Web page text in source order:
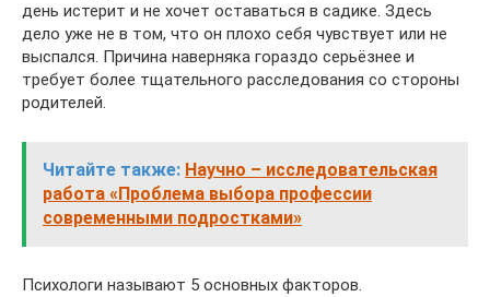
день истерит и не хочет оставаться в садике. Здесь
дело уже не в том, что он плохо себя чувствует или не
выспался. Причина наверняка гораздо серьёзнее и
требует более тщательного расследования со стороны
родителей.
Читайте также: Научно – исследовательская
работа «Проблема выбора профессии
современными подростками»
Психологи называют 5 основных факторов.